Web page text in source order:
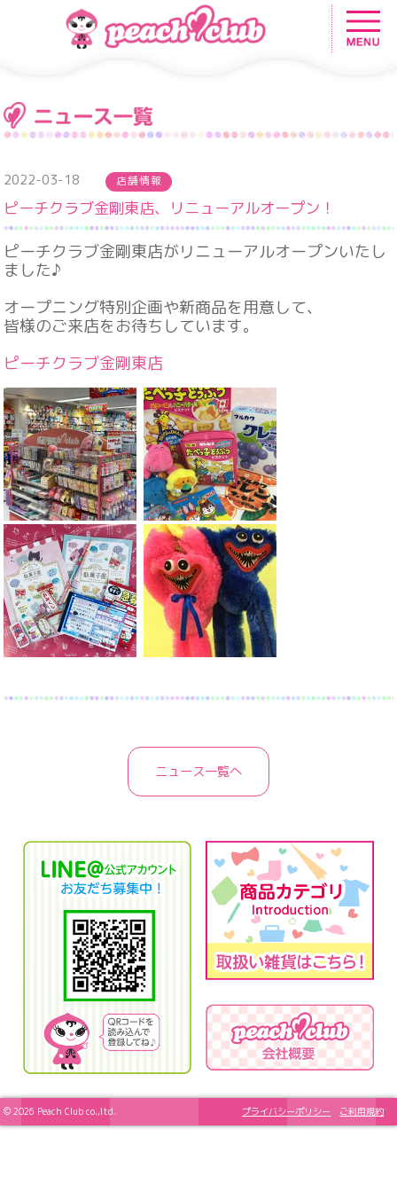
2022-03-18 店舗情報
ピーチクラブ金剛東店、リニューアルオープン！
ピーチクラブ金剛東店がリニューアルオープンいたし
ました♪
オープニング特別企画や新商品を用意して、
皆様のご来店をお待ちしています。
ピーチクラブ金剛東店
ニュース一覧へ
© 2026 Peach Club co.,ltd. ご利用規約
プライバシーポリシー